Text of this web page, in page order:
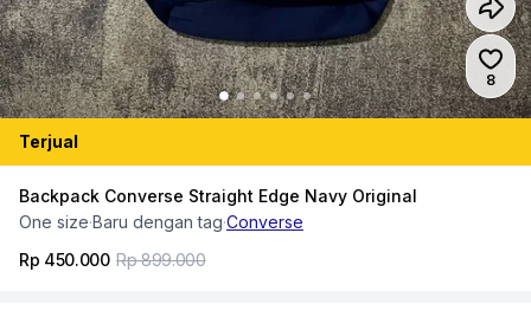
8
Terjual
Backpack Converse Straight Edge Navy Original
One size·Baru dengan tag·Converse
Rp 450.000 Rp 899.000